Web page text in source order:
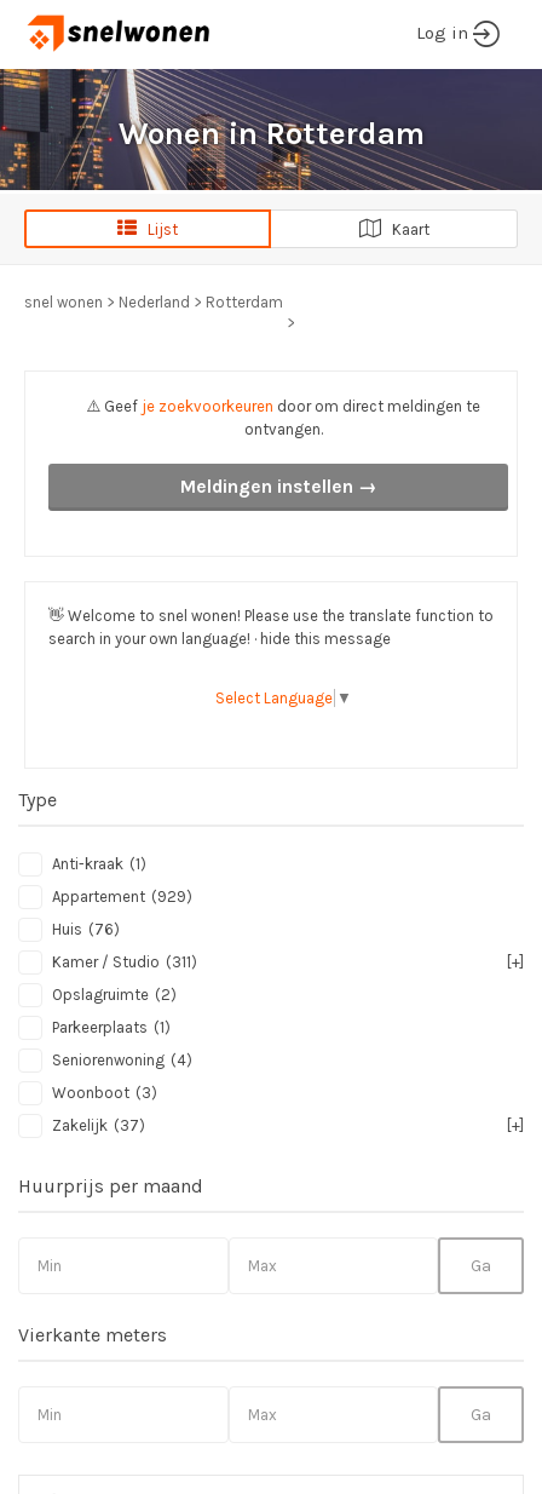
Log in
Lijst Kaart
Wonen in Rotterdam
snel wonen > Nederland > Rotterdam
>
⚠️ Geef je zoekvoorkeuren door om direct meldingen te
ontvangen.
Meldingen instellen →
👋 Welcome to snel wonen! Please use the translate function to
search in your own language! · hide this message
Select Language ▼
Type
Anti-kraak (1)
Appartement (929)
Huis (76)
Kamer / Studio (311)
[+]
Opslagruimte (2)
Parkeerplaats (1)
Seniorenwoning (4)
Woonboot (3)
Zakelijk (37) [+]
Huurprijs per maand
Vierkante meters